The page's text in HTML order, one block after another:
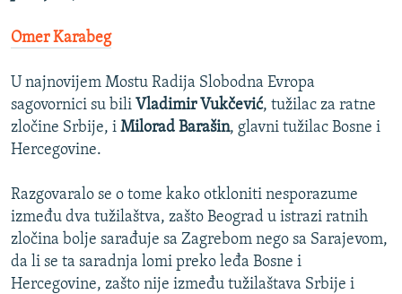
Omer Karabeg
U najnovijem Mostu Radija Slobodna Evropa
sagovornici su bili Vladimir Vukčević, tužilac za ratne
zločine Srbije, i Milorad Barašin, glavni tužilac Bosne i
Hercegovine.
Razgovaralo se o tome kako otkloniti nesporazume
između dva tužilaštva, zašto Beograd u istrazi ratnih
zločina bolje sarađuje sa Zagrebom nego sa Sarajevom,
da li se ta saradnja lomi preko leđa Bosne i
Hercegovine, zašto nije između tužilaštava Srbije i